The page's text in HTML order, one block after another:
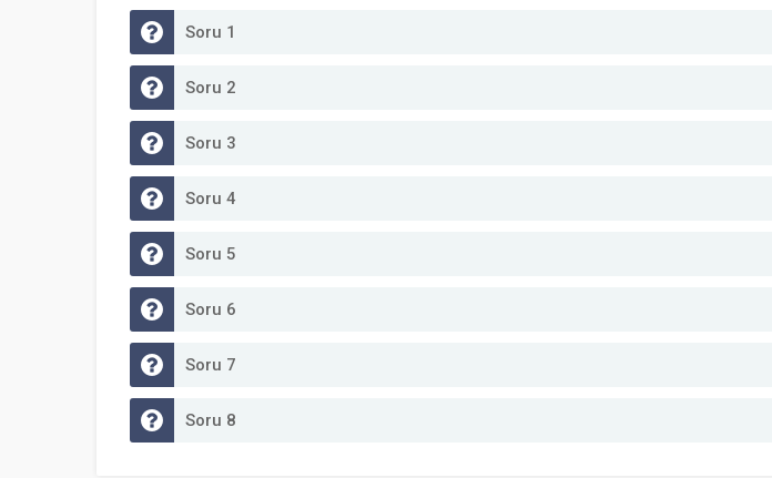
Soru 1
Soru 2
Soru 3
Soru 4
Soru 5
Soru 6
Soru 7
Soru 8